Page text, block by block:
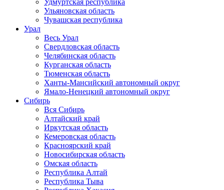
Удмуртская республика
Ульяновская область
Чувашская республика
Урал
Весь Урал
Свердловская область
Челябинская область
Курганская область
Тюменская область
Ханты-Мансийский автономный округ
Ямало-Ненецкий автономный округ
Сибирь
Вся Сибирь
Алтайский край
Иркутская область
Кемеровская область
Красноярский край
Новосибирская область
Омская область
Республика Алтай
Республика Тыва